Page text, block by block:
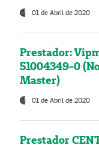
01 de Abril de 2020
Prestador:
51004349-0
Master)
01 de Abril de 2020
Prestador